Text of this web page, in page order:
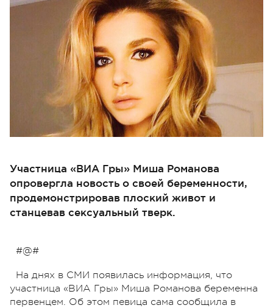
Участница «ВИА Гры» Миша Романова
опровергла новость о своей беременности,
продемонстрировав плоский живот и
станцевав сексуальный тверк.
#@#
На днях в СМИ появилась информация, что
участница «ВИА Гры» Миша Романова беременна
первенцем. Об этом певица сама сообщила в